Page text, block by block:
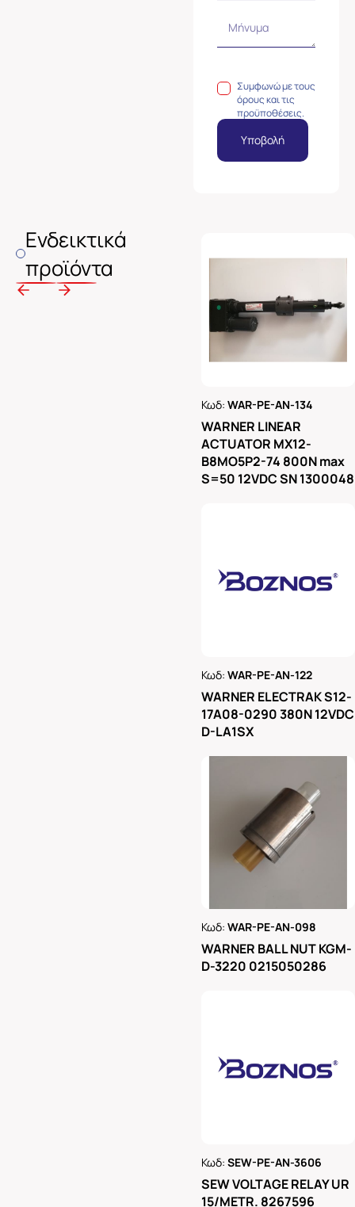
Συμφωνώ με τους
όρους και τις
προϋποθέσεις.
Υποβολή
Ενδεικτικά
προϊόντα
Κωδ:WAR-PE-AN-134
WARNER LINEAR
ACTUATOR MX12-
B8MO5P2-74 800N max
S=50 12VDC SN 1300048
Κωδ:WAR-PE-AN-122
WARNER ELECTRAK S12-
17A08-0290 380N 12VDC
D-LA1SX
Κωδ:WAR-PE-AN-098
WARNER BALL NUT KGM-
D-3220 0215050286
Κωδ:SEW-PE-AN-3606
SEW VOLTAGE RELAY UR
15/METR. 8267596